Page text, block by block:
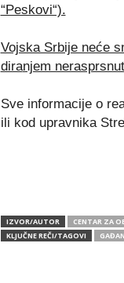
“Peskovi“).
Vojska Srbije neće
diranjem
Sve informacije o
ili kod upravnika
IZVOR/AUTOR
CENTAR ZA
KLJUČNE REČI/TAGOVI